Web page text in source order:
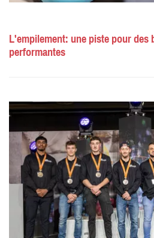
L'empilement: une piste pour
performantes